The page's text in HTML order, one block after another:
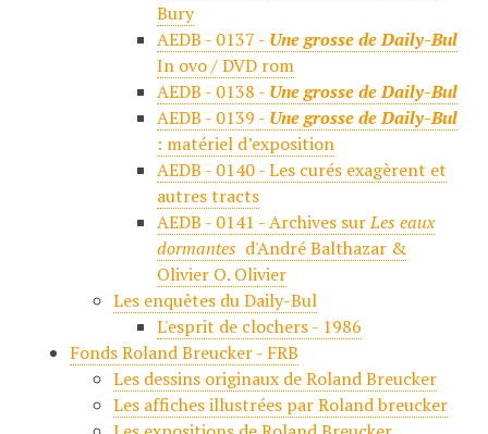
Bury
AEDB - 0137 - Une grosse de Daily-Bul
In ovo / DVD rom
AEDB - 0138 - Une grosse de Daily-Bul
AEDB - 0139 - Une grosse de Daily-Bul
: matériel d’exposition
AEDB - 0140 - Les curés exagèrent et
autres tracts
AEDB - 0141 - Archives surLes eaux
dormantesd'André Balthazar &
Olivier O. Olivier
Les enquêtes du Daily-Bul
L'esprit de clochers - 1986
Fonds Roland Breucker - FRB
Les dessins originaux de Roland Breucker
Les affiches illustrées par Roland breucker